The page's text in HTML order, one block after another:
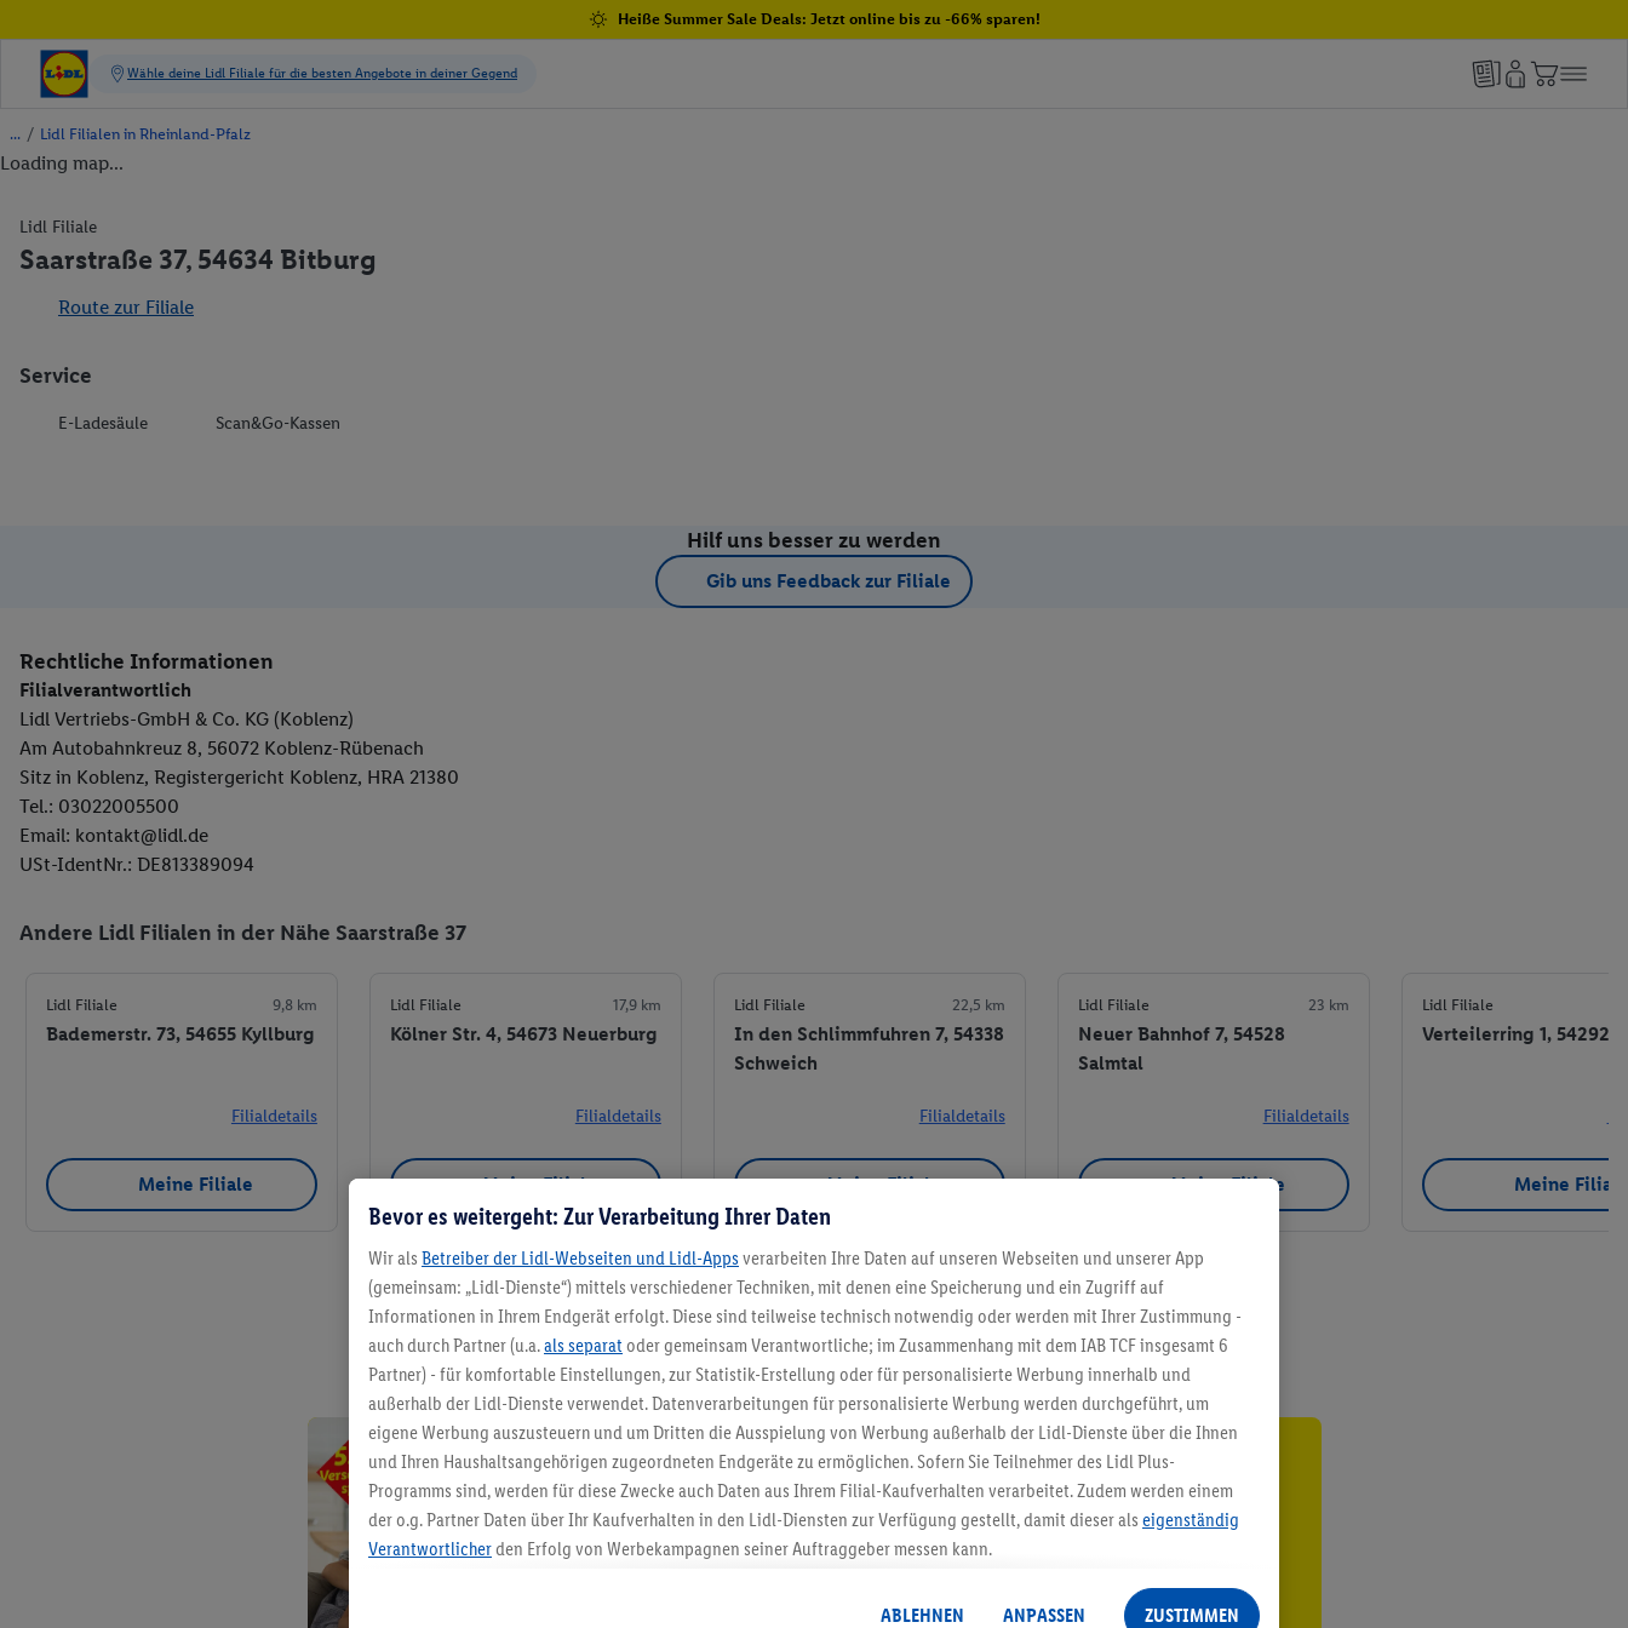
Heiße Summer Sale Deals: Jetzt online bis zu -66% sparen!
/ Lidl Filialen in Rheinland-Pfalz
Loading map...
Lidl Filiale
Saarstraße 37, 54634 Bitburg
Route zur Filiale
Service
E-Ladesäule Scan&Go-Kassen
Hilf uns besser zu werden
Gib uns Feedback zur Filiale
Rechtliche Informationen
Filialverantwortlich
Lidl Vertriebs-GmbH & Co. KG (Koblenz)
Am Autobahnkreuz 8, 56072 Koblenz-Rübenach
Sitz in Koblenz, Registergericht Koblenz, HRA 21380
Tel.: 03022005500
Email: kontakt@lidl.de
USt-IdentNr.: DE813389094
Andere Lidl Filialen in der Nähe Saarstraße 37
Lidl Filiale 9,8 km
Bademerstr. 73, 54655 Kyllburg
Filialdetails
Meine Filiale
Lidl Filiale 17,9 km
Kölner Str. 4, 54673 Neuerburg
Filialdetails
Meine Filiale
Lidl Filiale 22,5 km
In den Schlimmfuhren 7, 54338
Schweich
Filialdetails
Meine Filiale
Lidl Filiale 23 km
Neuer Bahnhof 7, 54528
Salmtal
Filialdetails
Meine Filiale
Lidl Filiale
Verteilerring 1, 54292
Meine
Meine Filiale
5.95 € Versand sparen³²ᵃ
Jetzt zum Newsletter anmelden
Bevor es weitergeht: Zur Verarbeitung Ihrer Daten
Wir als Betreiber der Lidl-Webseiten und Lidl-Apps verarbeiten Ihre Daten auf unseren Webseiten und unserer App
(gemeinsam: „Lidl-Dienste“) mittels verschiedener Techniken, mit denen eine Speicherung und ein Zugriff auf
Informationen in Ihrem Endgerät erfolgt. Diese sind teilweise technisch notwendig oder werden mit Ihrer Zustimmung -
auch durch Partner (u.a.als separat oder gemeinsam Verantwortliche; im Zusammenhang mit dem IAB TCF insgesamt 6
Partner) - für komfortable Einstellungen, zur Statistik-Erstellung oder für personalisierte Werbung innerhalb und
außerhalb der Lidl-Dienste verwendet. Datenverarbeitungen für personalisierte Werbung werden durchgeführt, um
eigene Werbung auszusteuern und um Dritten die Ausspielung von Werbung außerhalb der Lidl-Dienste über die Ihnen
und Ihren Haushaltsangehörigen zugeordneten Endgeräte zu ermöglichen. Sofern Sie Teilnehmer des Lidl Plus-
Programms sind, werden für diese Zwecke auch Daten aus Ihrem Filial-Kaufverhalten verarbeitet. Zudem werden einem
der o.g. Partner Daten über Ihr Kaufverhalten in den Lidl-Diensten zur Verfügung gestellt, damit dieser als eigenständig
Verantwortlicherden Erfolg von Werbekampagnen seiner Auftraggeber messen kann.
angereicherten Profilen. Dies umfasst die Zusammenführung von Daten (z.B. über Ihre Nutzung der Lidl-Dienste, Ihr
ABLEHNEN ANPASSEN ZUSTIMMEN